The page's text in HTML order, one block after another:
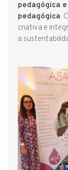
pedagógica
pedagógica.
criativa e
a